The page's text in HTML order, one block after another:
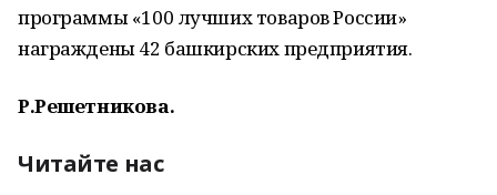
программы «100 лучших товаров России»
награждены 42 башкирских предприятия.
Р.Решетникова.
Читайте нас